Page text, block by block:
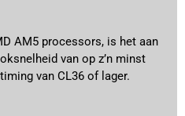
AM5 processors, is het aan
van op z’n minst
van CL36 of lager.